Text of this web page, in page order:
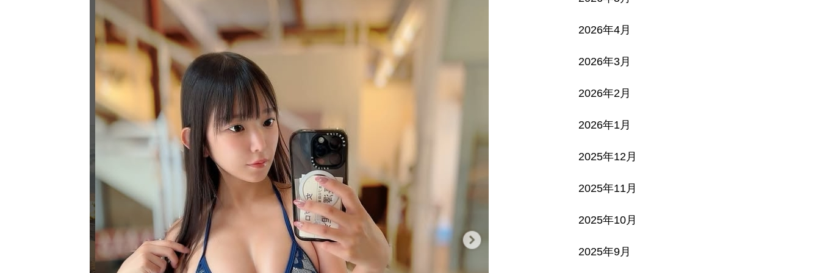
2026年4月
2026年3月
2026年2月
2026年1月
2025年12月
2025年11月
2025年10月
2025年9月